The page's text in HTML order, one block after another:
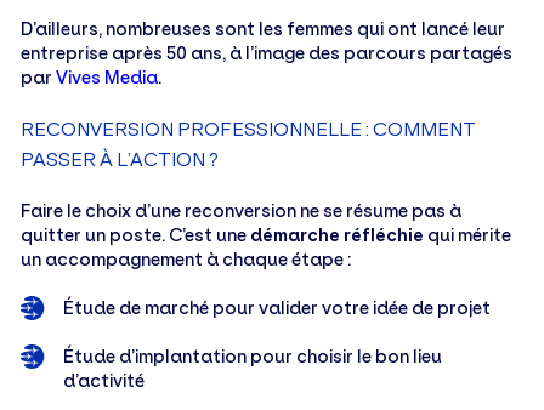
D’ailleurs, nombreuses sont les femmes qui ont lancé leur
entreprise après 50 ans, à l’image des parcours partagés
parVives Media.
RECONVERSION PROFESSIONNELLE : COMMENT
PASSER À L’ACTION ?
Faire le choix d’une reconversion ne se résume pas à
quitter un poste. C’est une démarche réfléchie qui mérite
un accompagnement à chaque étape :
Étude de marché pour valider votre idée de projet
Étude d’implantation pour choisir le bon lieu
d’activité